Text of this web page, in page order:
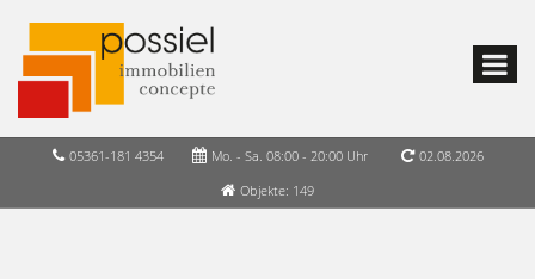
05361-181 4354 Mo. - Sa. 08:00 - 20:00 Uhr
02.08.2026
Objekte: 149